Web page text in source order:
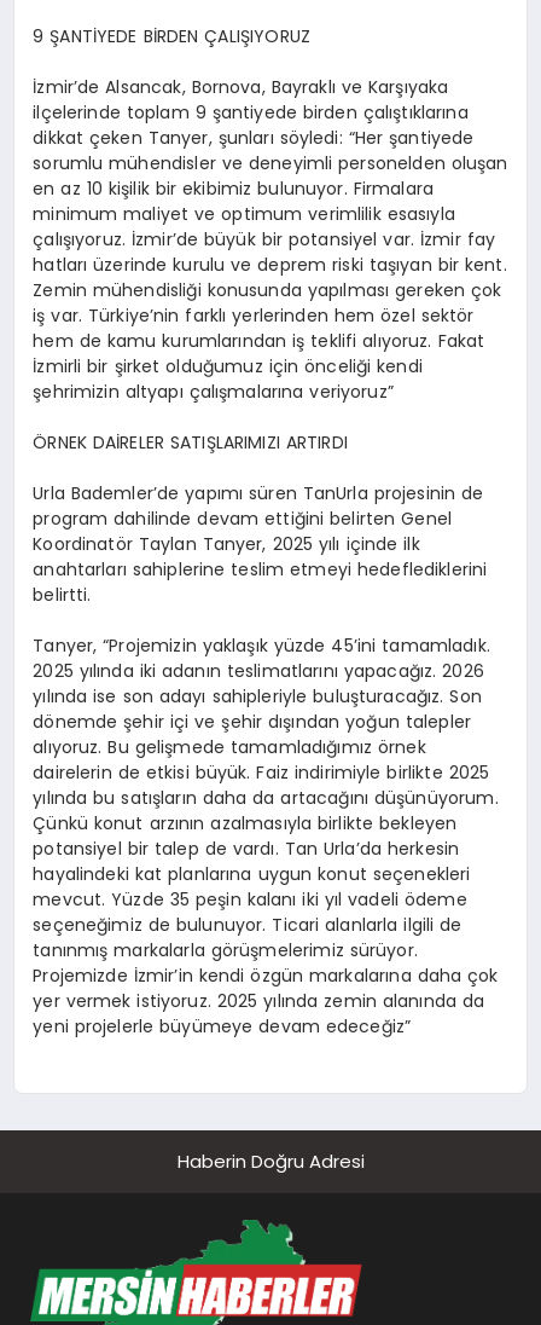
9 ŞANTİYEDE BİRDEN ÇALIŞIYORUZ
İzmir’de Alsancak, Bornova, Bayraklı ve Karşıyaka
ilçelerinde toplam 9 şantiyede birden çalıştıklarına
dikkat çeken Tanyer, şunları söyledi: “Her şantiyede
sorumlu mühendisler ve deneyimli personelden oluşan
en az 10 kişilik bir ekibimiz bulunuyor. Firmalara
minimum maliyet ve optimum verimlilik esasıyla
çalışıyoruz. İzmir’de büyük bir potansiyel var. İzmir fay
hatları üzerinde kurulu ve deprem riski taşıyan bir kent.
Zemin mühendisliği konusunda yapılması gereken çok
iş var. Türkiye’nin farklı yerlerinden hem özel sektör
hem de kamu kurumlarından iş teklifi alıyoruz. Fakat
İzmirli bir şirket olduğumuz için önceliği kendi
şehrimizin altyapı çalışmalarına veriyoruz”
ÖRNEK DAİRELER SATIŞLARIMIZI ARTIRDI
Urla Bademler’de yapımı süren TanUrla projesinin de
program dahilinde devam ettiğini belirten Genel
Koordinatör Taylan Tanyer, 2025 yılı içinde ilk
anahtarları sahiplerine teslim etmeyi hedeflediklerini
belirtti.
Tanyer, “Projemizin yaklaşık yüzde 45’ini tamamladık.
2025 yılında iki adanın teslimatlarını yapacağız. 2026
yılında ise son adayı sahipleriyle buluşturacağız. Son
dönemde şehir içi ve şehir dışından yoğun talepler
alıyoruz. Bu gelişmede tamamladığımız örnek
dairelerin de etkisi büyük. Faiz indirimiyle birlikte 2025
yılında bu satışların daha da artacağını düşünüyorum.
Çünkü konut arzının azalmasıyla birlikte bekleyen
potansiyel bir talep de vardı. Tan Urla’da herkesin
hayalindeki kat planlarına uygun konut seçenekleri
mevcut. Yüzde 35 peşin kalanı iki yıl vadeli ödeme
seçeneğimiz de bulunuyor. Ticari alanlarla ilgili de
tanınmış markalarla görüşmelerimiz sürüyor.
Projemizde İzmir’in kendi özgün markalarına daha çok
yer vermek istiyoruz. 2025 yılında zemin alanında da
yeni projelerle büyümeye devam edeceğiz”
Haberin Doğru Adresi